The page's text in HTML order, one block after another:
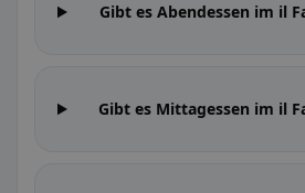
Gibt es Abendessen im il
Gibt es Mittagessen im il